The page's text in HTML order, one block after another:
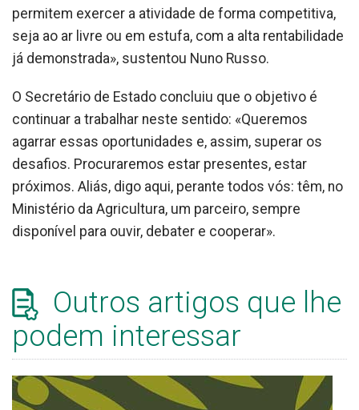
permitem exercer a atividade de forma competitiva,
seja ao ar livre ou em estufa, com a alta rentabilidade
já demonstrada», sustentou Nuno Russo.
O Secretário de Estado concluiu que o objetivo é
continuar a trabalhar neste sentido: «Queremos
agarrar essas oportunidades e, assim, superar os
desafios. Procuraremos estar presentes, estar
próximos. Aliás, digo aqui, perante todos vós: têm, no
Ministério da Agricultura, um parceiro, sempre
disponível para ouvir, debater e cooperar».
Outros artigos que lhe
podem interessar